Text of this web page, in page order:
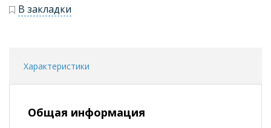
В закладки
Характеристики
Общая информация